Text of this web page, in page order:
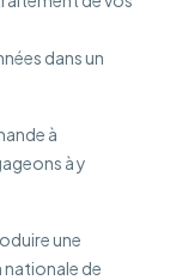
dans un
à
à y
une
nationale de